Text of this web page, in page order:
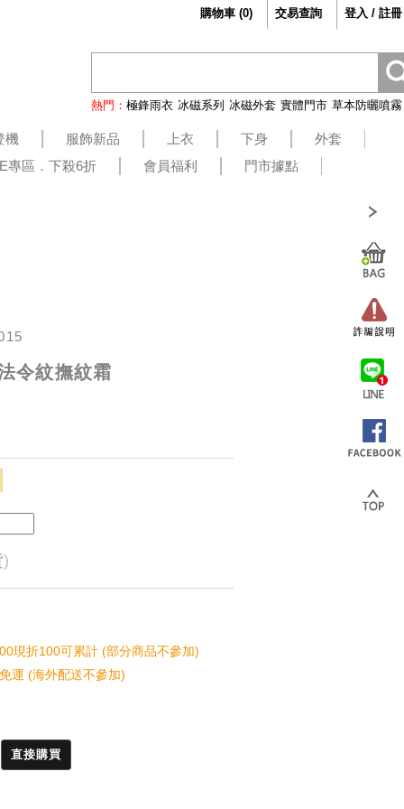
熱門： 極鋒雨衣 冰磁系列 冰磁外套 實體門市 草本防曬噴霧
機 服飾新品 上衣 下身
外套
專區．下殺6折 會員福利
門市據點
購物車 (0) 交易查詢 登入 / 註冊
令紋撫紋霜
)
現折100可累計 (部分商品不參加)
運 (海外配送不參加)
直接購買